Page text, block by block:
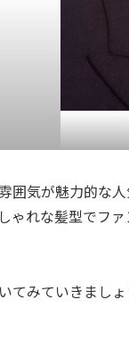
気が魅力的な人
れな髪型でファ
みていきましょ